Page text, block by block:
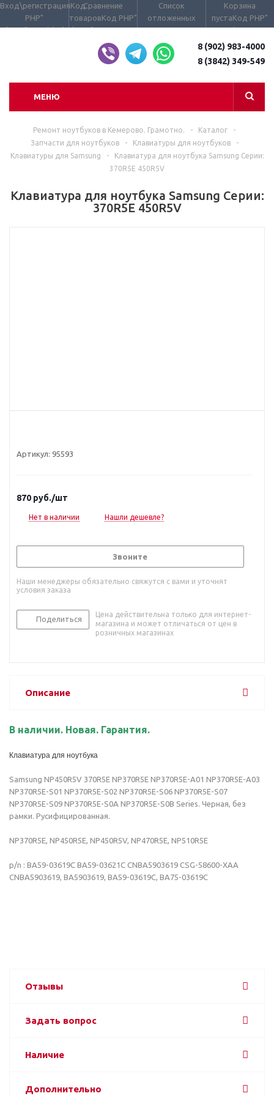
Корзина
пустаКод PHP"
data-
small clicked
Список
отложенных
товаров пустКод
PHP" data-
type="DelDelCanBuy"
class="wish_count
Сравнение
товаровКод PHP"
class="compare_count
small">
Код PHP "
class="wraps_icon_block
Вход\регистрацияКод
PHP"
class="user_block
8 (902) 983-4000
8 (3842) 349-549
МЕНЮ
Ремонт ноутбуков в Кемерово. Грамотно. - Каталог
-
Запчасти для ноутбуков
- Клавиатуры для ноутбуков
-
Клавиатуры для Samsung
-
Клавиатура для ноутбука Samsung Серии:
370R5E 450R5V
Клавиатура для ноутбука Samsung Серии:
370R5E 450R5V
Артикул: 95593
870 руб./шт
Нет в наличии Нашли дешевле?
Звоните
Наши менеджеры обязательно свяжутся с вами и уточнят
условия заказа
Поделиться
Цена действительна только для интернет-
магазина и может отличаться от цен в
розничных магазинах
Описание
В наличии. Новая. Гарантия.
Клавиатура для ноутбука
Samsung NP450R5V 370R5E NP370R5E NP370R5E-A01 NP370R5E-A03
NP370R5E-S01 NP370R5E-S02 NP370R5E-S06 NP370R5E-S07
NP370R5E-S09 NP370R5E-S0A NP370R5E-S0B Series. Черная, без
рамки. Русифицированная.
NP370R5E, NP450R5E, NP450R5V, NP470R5E, NP510R5E
p/n : BA59-03619C BA59-03621C CNBA5903619 CSG-58600-XAA
CNBA5903619, BA5903619, BA59-03619C, BA75-03619C
Отзывы
Задать вопрос
Наличие
Дополнительно